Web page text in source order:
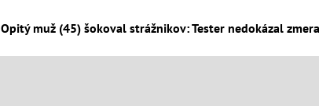
Opitý muž (45) šokoval strážnikov: Tester nedokázal